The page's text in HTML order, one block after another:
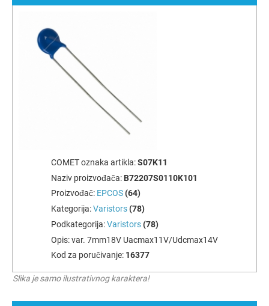
COMET oznaka artikla:S07K11
Naziv proizvođača: B72207S0110K101
Proizvođač: EPCOS(64)
Kategorija:Varistors(78)
Podkategorija:Varistors(78)
Opis:var. 7mm18V Uacmax11V/Udcmax14V
Kod za poručivanje: 16377
Slika je samo ilustrativnog karaktera!